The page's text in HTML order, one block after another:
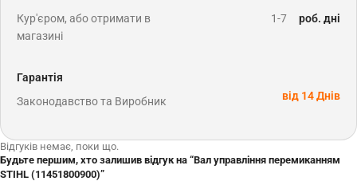
Кур'єром, або отримати в
магазині
1-7 роб. дні
Гарантія
Законодавство та Виробник
від 14 Днів
Відгуків немає, поки що.
Будьте першим, хто залишив відгук на “Вал управління перемиканням
STIHL (11451800900)”